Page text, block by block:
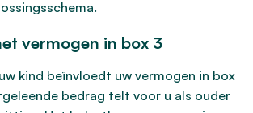
vermogen in box 3
kind beïnvloedt uw vermogen in box
bedrag telt voor u als ouder